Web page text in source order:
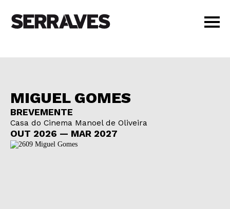
VISIT
SHOP
PT | EN
BUY TICKETS
MEMBERS
MIGUEL GOMES
BREVEMENTE
Casa do Cinema Manoel de Oliveira
OUT 2026 — MAR 2027